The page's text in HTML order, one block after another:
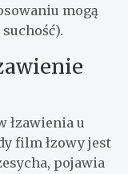
mogą
łzawienia u
film łzowy jest
pojawia